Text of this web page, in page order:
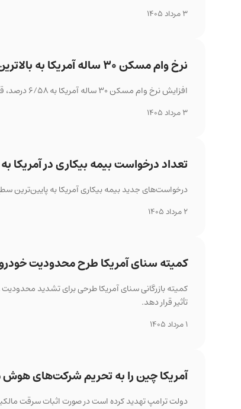
3 مرداد 1405
نرخ وام مسکن ۳۰ ساله آمریکا به بالاترین سطح یک سال اخیر رسید
افزایش نرخ وام مسکن ۳۰ ساله آمریکا به ۶/۵۸ درصد، قدرت خرید خریداران را کاهش داده و رکود بازار مسکن را تشدید کرده است.
3 مرداد 1405
تعداد درخواست بیمه بیکاری در آمریکا به
درخواست‌های جدید بیمه بیکاری آمریکا به پایین‌ترین سطح از سال ۱۹۶۹ رسید و نشان داد بازار کار همچنان مقاوم است، هرچند نگرانی
2 مرداد 1405
کمیته سنای آمریکا طرح محدودیت
کمیته بازرگانی سنای آمریکا طرحی برای تشدید
تأثیر قرار دهد.
1 مرداد 1405
آمریکا چین را به تحریم شرکت‌های
دولت ترامپ تهدید کرده است در صورت اثبات سرقت